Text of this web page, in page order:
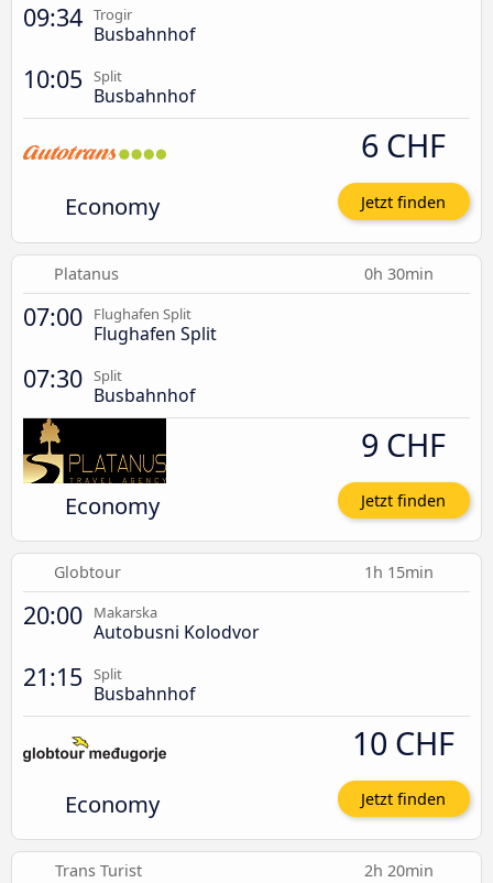
09:34 Trogir
Busbahnhof
10:05 Split
Busbahnhof
Economy
6 CHF
Jetzt finden
Platanus 0h 30min
07:00 Flughafen Split
Flughafen Split
07:30 Split
Busbahnhof
Economy
9 CHF
Jetzt finden
Globtour 1h 15min
20:00 Makarska
Autobusni Kolodvor
21:15 Split
Busbahnhof
Economy
10 CHF
Jetzt finden
Trans Turist 2h 20min